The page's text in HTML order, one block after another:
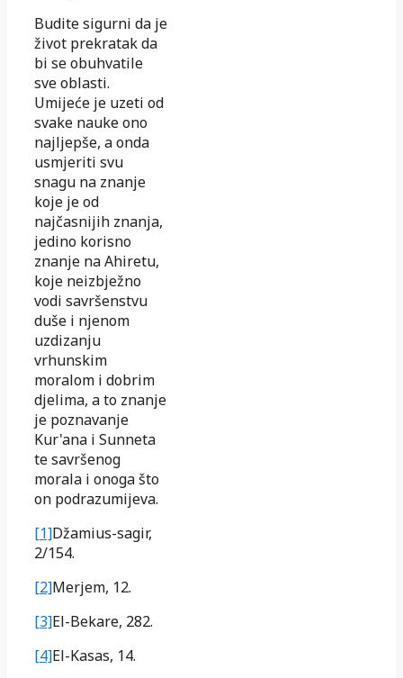
Budite sigurni da je
život prekratak da
bi se obuhvatile
sve oblasti.
Umijeće je uzeti od
svake nauke ono
najljepše, a onda
usmjeriti svu
snagu na znanje
koje je od
najčasnijih znanja,
jedino korisno
znanje na Ahiretu,
koje neizbježno
vodi savršenstvu
duše i njenom
uzdizanju
vrhunskim
moralom i dobrim
djelima, a to znanje
je poznavanje
Kur'ana i Sunneta
te savršenog
morala i onoga što
on podrazumijeva.
[1]Džamius-sagir,
2/154.
[2]Merjem, 12.
[3]El-Bekare, 282.
[4]El-Kasas, 14.